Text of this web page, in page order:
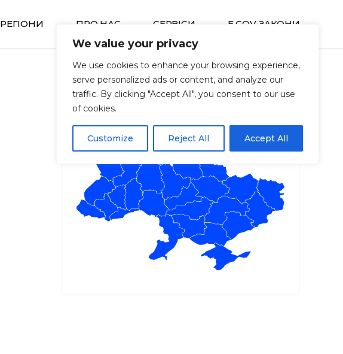
We value your privacy
We use cookies to enhance your browsing experience,
serve personalized ads or content, and analyze our
traffic. By clicking "Accept All", you consent to our use
of cookies.
Customize Reject All Accept All
РЕГIОНИ ПРО НАС СЕРВIСИ E GOV ЗАКОНИ